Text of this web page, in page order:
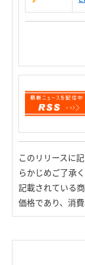
このリリースに
らかじめご了承く
記載されている
価格であり、消